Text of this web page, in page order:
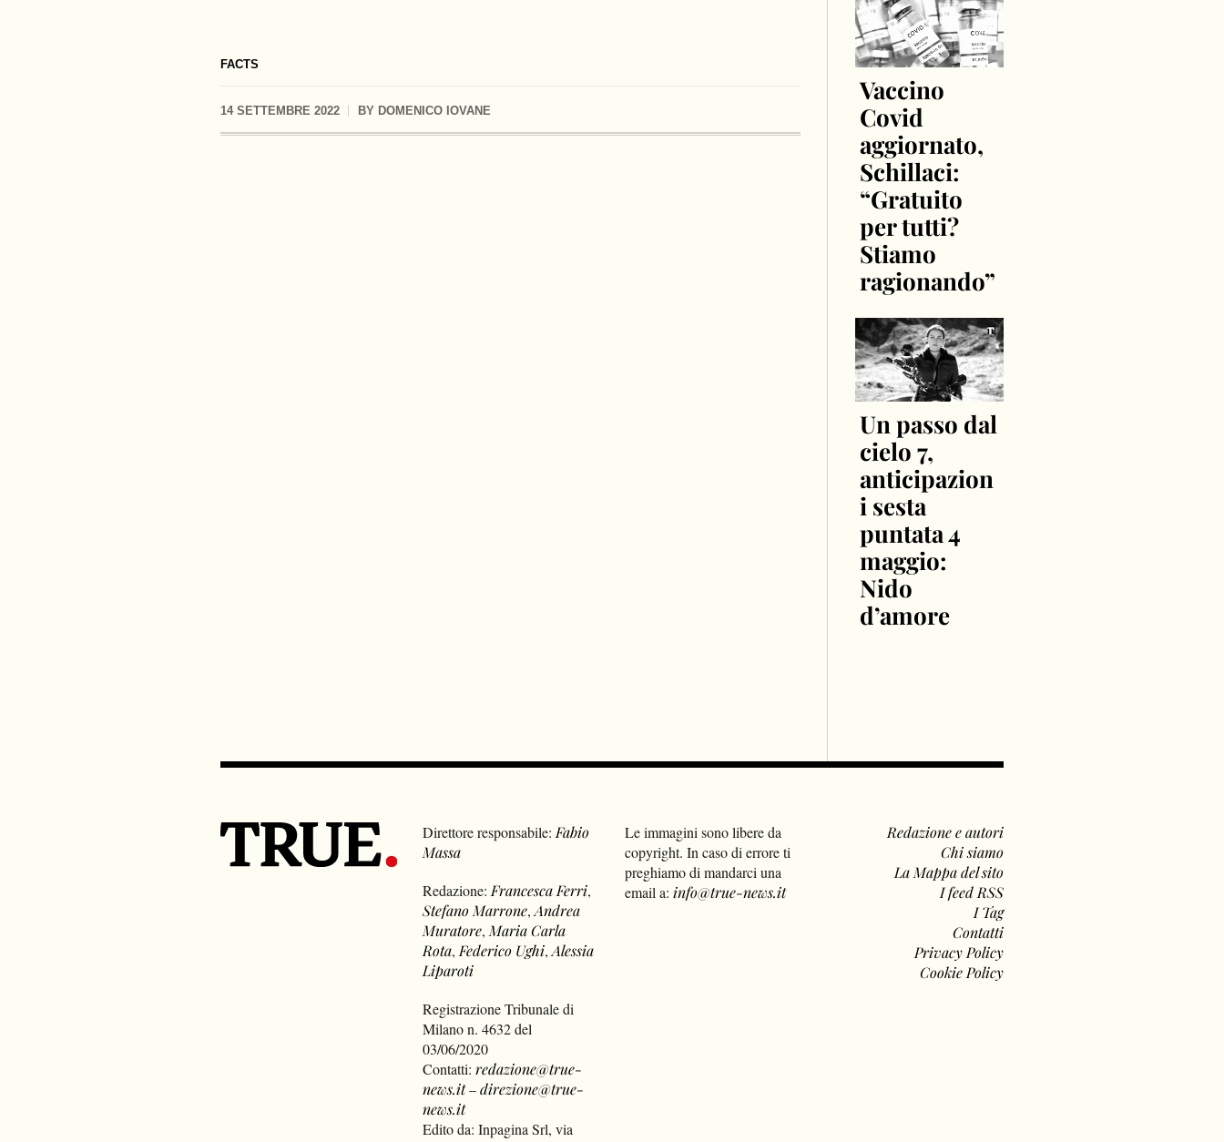
FACTS
14 SETTEMBRE 2022 BY DOMENICO IOVANE
Vaccino
Covid
aggiornato,
Schillaci:
“Gratuito
per tutti?
Stiamo
ragionando”
Un passo dal
cielo 7,
anticipazion
i sesta
puntata 4
maggio:
Nido
d’amore
Direttore responsabile:Fabio
Massa
Redazione:Francesca Ferri,
Stefano Marrone,Andrea
Muratore,Maria Carla
Rota,Federico Ughi,Alessia
Liparoti
Registrazione Tribunale di
Milano n. 4632 del
03/06/2020
Contatti:redazione@true-
news.it–direzione@true-
news.it
Edito da: Inpagina Srl, via
Le immagini sono libere da
copyright. In caso di errore ti
preghiamo di mandarci una
email a: info@true-news.it
Redazione e autori
Chi siamo
La Mappa del sito
I feed RSS
I Tag
Contatti
Privacy Policy
Cookie Policy